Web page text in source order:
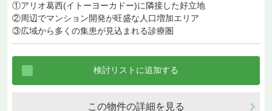
①アリオ葛西(イトーヨーカドー)に隣接した好立地
②周辺でマンション開発が旺盛な人口増加エリア
③広域から多くの集患が見込まれる診療圏
この物件の詳細を見る